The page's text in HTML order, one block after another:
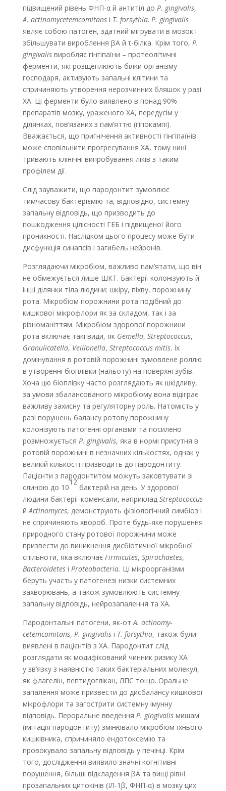
підвищений рівень ФНП-α й антитіл до P. gingivalis,
A. actinomycetemcomitansі T. forsythia. P. gingivalis
являє собою патоген, здатний мігрувати в мозок і
збільшувати вироблення βА й τ-білка. Крім того, P.
gingivalis виробляє гінгіпаїни – протеолітичні
ферменти, які розщеплюють білки організму-
господаря, активують запальні клітини та
спричиняють утворення нерозчинних бляшок у разі
ХА. Ці ферменти було виявлено в понад 90%
препаратів мозку, ураженого ХА, передусім у
ділянках, пов’язаних з пам’яттю (гіпокампі).
Вважається, що пригнічення активності гінгіпаїнів
може сповільнити прогресування ХА, тому нині
тривають клінічні випробування ліків з таким
профілем дії.
Слід зауважити, що пародонтит зумовлює
тимчасову бактеріємію та, відповідно, системну
запальну відповідь, що призводить до
пошкодження цілісності ГЕБ і підвищеної його
проникності. Наслідком цього процесу може бути
дисфункція синапсів і загибель нейронів.
Розглядаючи мікробіом, важливо пам’ятати, що він
не обмежується лише ШКТ. Бактерії колонізують й
інші ділянки тіла людини: шкіру, піхву, порожнину
рота. Мікробіом порожнини рота подібний до
кишкової мікрофлори як за складом, так і за
різноманіттям. Мікробіом здорової порожнини
рота включає такі види, як Gemella, Streptococcus,
Granulicatella, Veillonella, Streptococcus mitis. Їх
домінування в ротовій порожнині зумовлене роллю
в утворенні біоплівки (нальоту) на поверхні зубів.
Хоча цю біоплівку часто розглядають як шкідливу,
за умови збалансованого мікробіому вона відіграє
важливу захисну та регуляторну роль. Натомість у
разі порушень балансу ротову порожнину
колонізують патогенні організми та посилено
розмножується P. gingivalis, яка в нормі присутня в
ротовій порожнині в незначних кількостях, однак у
великій кількості призводить до пародонтиту.
Пацієнти з пародонтитом можуть заковтувати зі
слиною до 10
12
бактерій на день. У здорової
людини бактерії-коменсали, наприклад Streptococcus
йActinomyces, демонструють фізіологічний симбіоз і
не спричиняють хвороб. Проте будь-яке порушення
природного стану ротової порожнини може
призвести до виникнення дисбіотичної мікробної
спільноти, яка включає Firmicutes, Spirochaetes,
Bacteroidetesі Proteobacteria. Ці мікроорганізми
беруть участь у патогенезі низки системних
захворювань, а також зумовлюють системну
запальну відповідь, нейрозапалення та ХА.
Пародонтальні патогени, як-отA. actinomy­
cetemcomitans, P. gingivalisі T. forsythia, також були
виявлені в пацієнтів з ХА. Пародонтит слід
розглядати як модифікований чинник ризику ХА
у зв’язку з наявністю таких бактеріальних молекул,
як флагелін, пептидоглікан, ЛПС тощо. Оральне
запалення може призвести до дисбалансу кишкової
мікрофлори та загострити системну імунну
відповідь. Пероральне введення P. gingivalisмишам
(імітація пародонтиту) змінювало мікробіом їхнього
кишківника, спричиняло ендотоксемію та
провокувало запальну відповідь у печінці. Крім
того, дослідження виявило значні когнітивні
порушення, більші відкладення βА та вищі рівні
прозапальних цитокінів (ІЛ-1β, ФНП-α) в мозку цих